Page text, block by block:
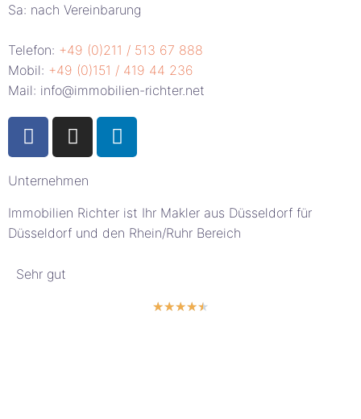
Sa: nach Vereinbarung
Telefon: +49 (0)211 / 513 67 888
Mobil: +49 (0)151 / 419 44 236
Mail: info@immobilien-richter.net
Unternehmen
Immobilien Richter ist Ihr Makler aus Düsseldorf für
Düsseldorf und den Rhein/Ruhr Bereich
Sehr gut
★★★★★